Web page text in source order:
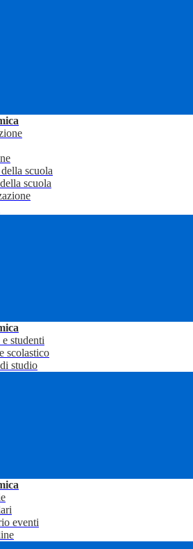
scuola
scuola
studenti
scolastico
studio
eventi